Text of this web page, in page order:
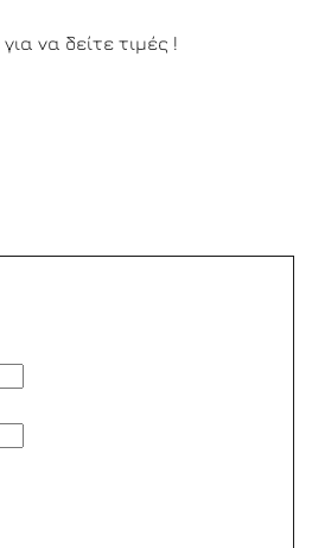
να δείτε τιμές !